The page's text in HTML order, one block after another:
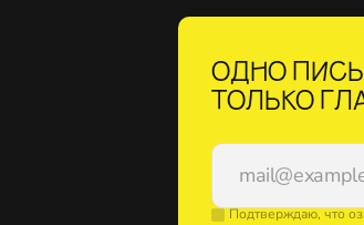
ОДНО
ТОЛЬКО
Подтверждаю, что